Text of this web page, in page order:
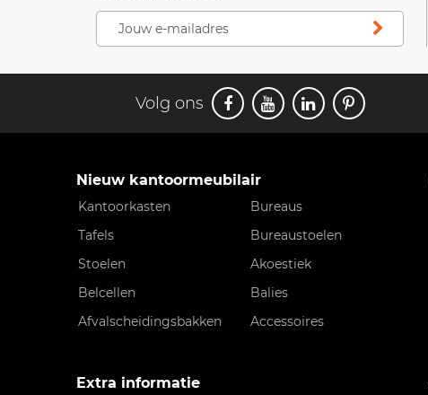
Volg ons
Nieuw kantoormeubilair
Kantoorkasten
Bureaus
Tafels
Bureaustoelen
Stoelen
Akoestiek
Belcellen
Balies
Afvalscheidingsbakken
Accessoires
Extra informatie